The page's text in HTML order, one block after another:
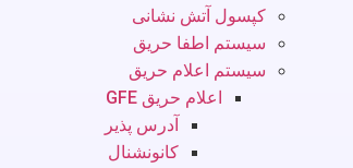
کپسول آتش نشانی
سیستم اطفا حریق
سیستم اعلام حریق
اعلام حریق GFE
آدرس پذیر
کانونشنال